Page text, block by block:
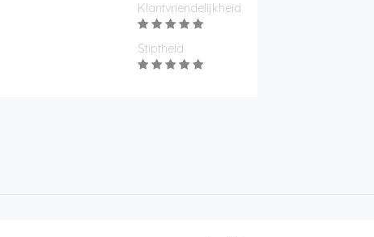
Klantvriendelijkheid
Stiptheid